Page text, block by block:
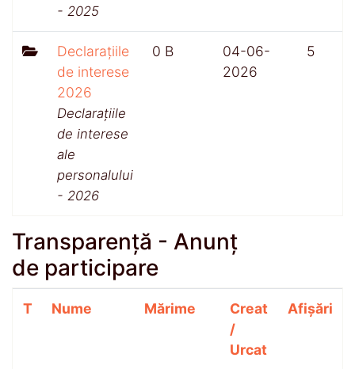
- 2025
Declarațiile
de interese
2026
Declarațiile
de interese
ale
personalului
- 2026
0 B
04-06-
2026
5
Transparență - Anunț
de participare
T Nume Mărime
Creat
/
Urcat
Afișări